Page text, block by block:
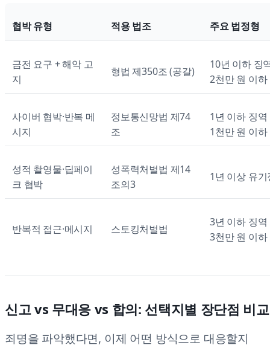
협박 유형 적용 법조 주요 법정형
금전 요구 + 해악 고
지
형법 제350조 (공갈)
10년 이하 징
2천만 원 이하
사이버 협박·반복 메
시지
정보통신망법 제74
조
1년 이하 징역
1천만 원 이하
성적 촬영물·딥페이
크 협박
성폭력처벌법 제14
조의3
1년 이상 유
반복적 접근·메시지 스토킹처벌법
3년 이하 징역
3천만 원 이하
신고 vs 무대응 vs 합의: 선택지별 장단점 비교
죄명을 파악했다면, 이제 어떤 방식으로 대응할지